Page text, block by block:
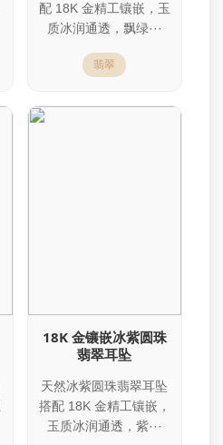
配 18K 金精工镶嵌，玉
质冰润通透，飘绿···
翡翠
18K 金镶嵌冰紫圆珠
翡翠耳坠
天然冰紫圆珠翡翠耳坠
搭配 18K 金精工镶嵌，
玉质冰润通透，紫···